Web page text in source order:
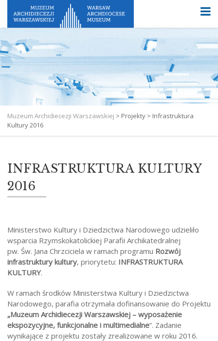
Muzeum Archidiecezji Warszawskiej > Projekty > Infrastruktura
Kultury 2016
INFRASTRUKTURA KULTURY
2016
Ministerstwo Kultury i Dziedzictwa Narodowego udzieliło
wsparcia Rzymskokatolickiej Parafii Archikatedralnej
pw. Św. Jana Chrzciciela w ramach programu Rozwój
infrastruktury kultury, priorytetu: INFRASTRUKTURA
KULTURY.
W ramach środków Ministerstwa Kultury i Dziedzictwa
Narodowego, parafia otrzymała dofinansowanie do Projektu
„Muzeum Archidiecezji Warszawskiej – wyposażenie
ekspozycyjne, funkcjonalne i multimedialne”. Zadanie
wynikające z projektu zostały zrealizowane w roku 2016.